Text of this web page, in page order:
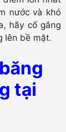
nước và khó
hãy cố gắng
lên bề mặt.
tại